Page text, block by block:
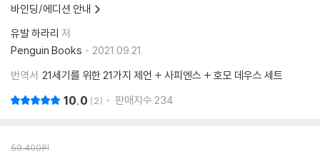
바인딩/에디션 안내
유발 하라리 저
Penguin Books
2021.09.21.
번역서 21세기를 위한 21가지 제언 + 사피엔스 + 호모 데우스 세트
10.0 2 판매지수 234
59,400원